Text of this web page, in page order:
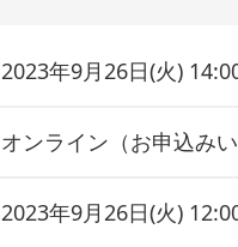
2023年9月26日(火)
オンライン（お申込み
2023年9月26日(火)